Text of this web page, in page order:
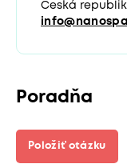
Česká
Poradňa
Položiť otázku